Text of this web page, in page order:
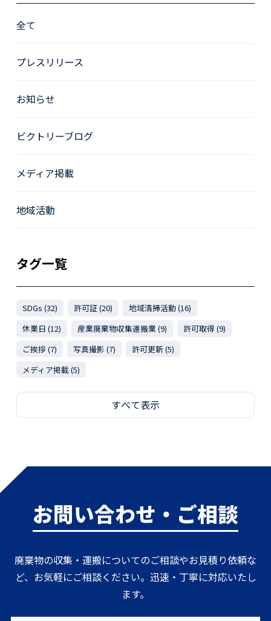
全て
プレスリリース
お知らせ
ビクトリーブログ
メディア掲載
地域活動
タグ一覧
SDGs (32) 許可証 (20)
地域清掃活動 (16)
休業日 (12)
産業廃棄物収集運搬業 (9)
許可取得 (9)
ご挨拶 (7)
写真撮影 (7)
許可更新 (5)
メディア掲載 (5)
すべて表示
お問い合わせ・ご相談
廃棄物の収集・運搬についてのご相談やお見積り依頼な
ど、お気軽にご相談ください。迅速・丁寧に対応いたし
ます。